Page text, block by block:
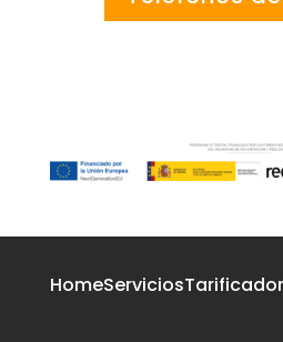
HomeServiciosTarificador